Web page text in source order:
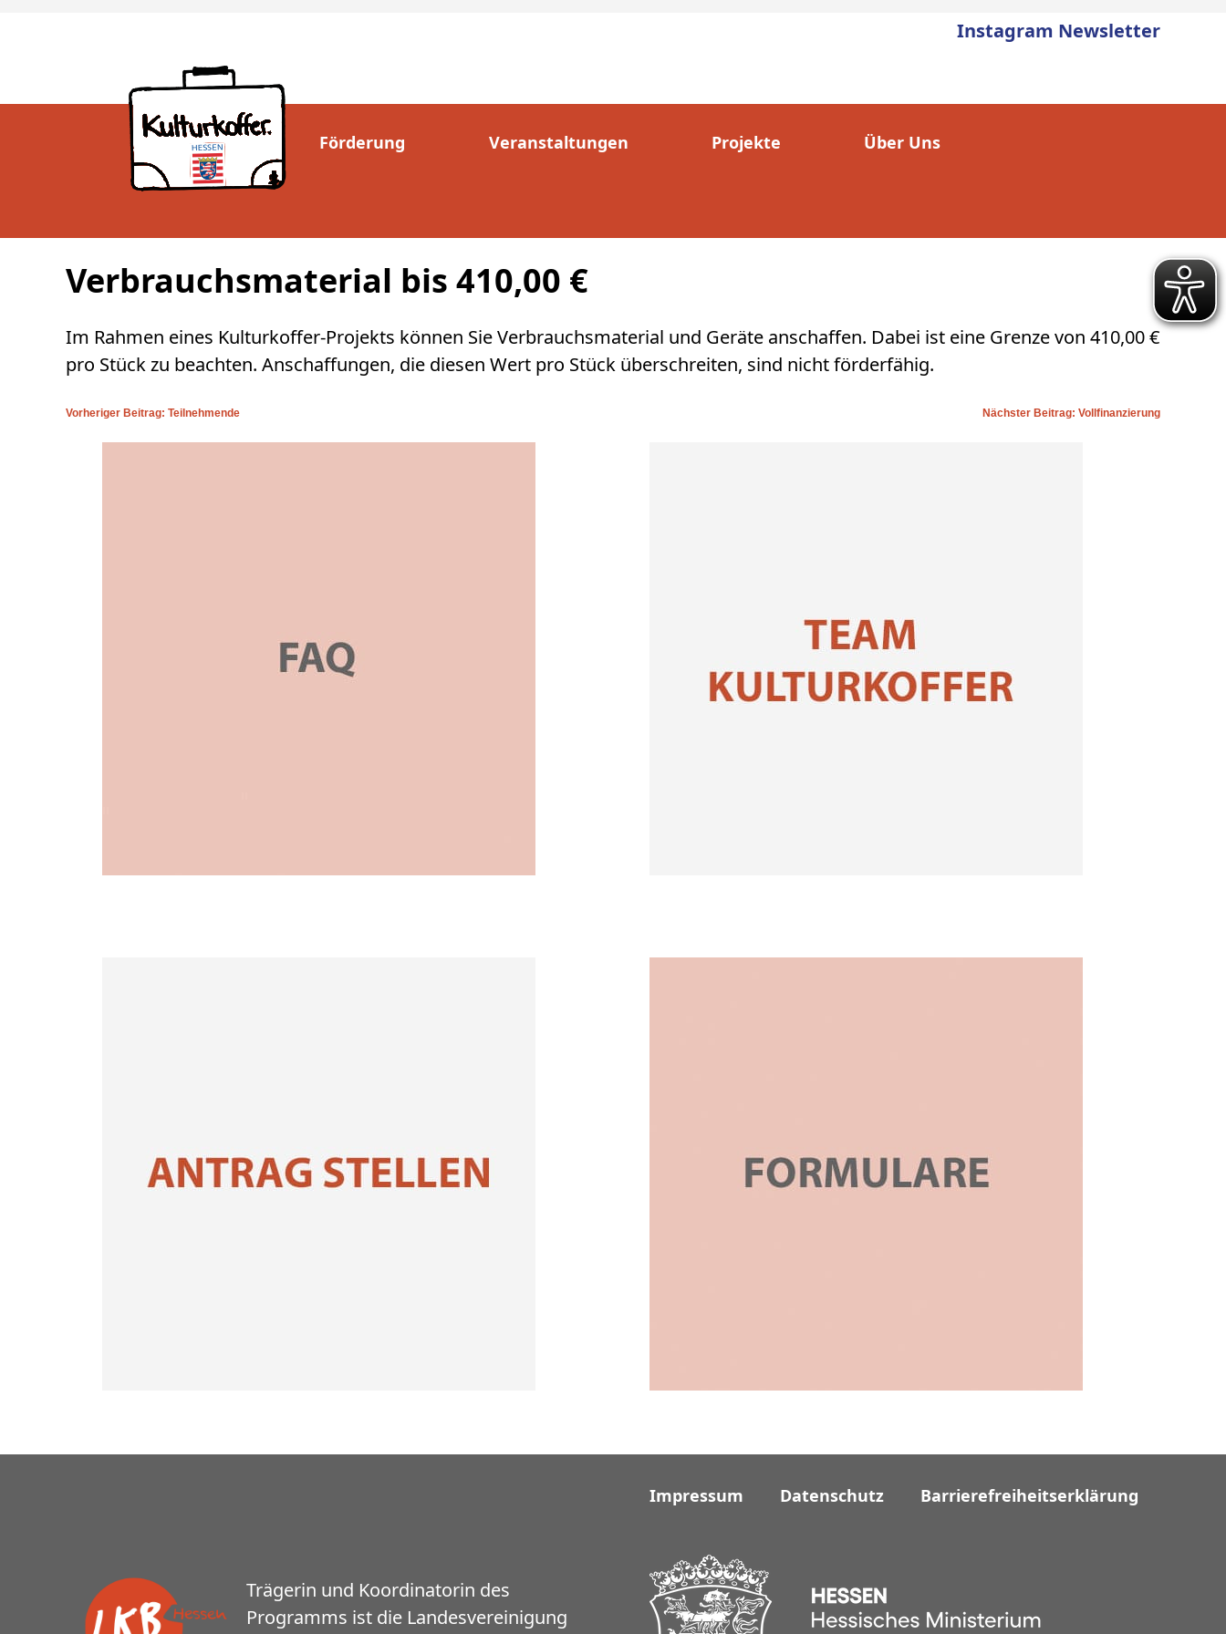
Instagram Newsletter
Förderung Veranstaltungen Projekte Über Uns
Verbrauchsmaterial bis 410,00 €
Im Rahmen eines Kulturkoffer-Projekts können Sie Verbrauchsmaterial und Geräte anschaffen. Dabei ist eine Grenze von 410,00 €
pro Stück zu beachten. Anschaffungen, die diesen Wert pro Stück überschreiten, sind nicht förderfähig.
Vorheriger Beitrag: Teilnehmende Nächster Beitrag: Vollfinanzierung
Impressum Datenschutz Barrierefreiheitserklärung
Trägerin und Koordinatorin des
Programms ist die Landesvereinigung